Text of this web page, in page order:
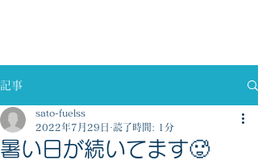
記事
暑い日が続いてます🥵
sato-fuelss
2022年7月29日
読了時間: 1分